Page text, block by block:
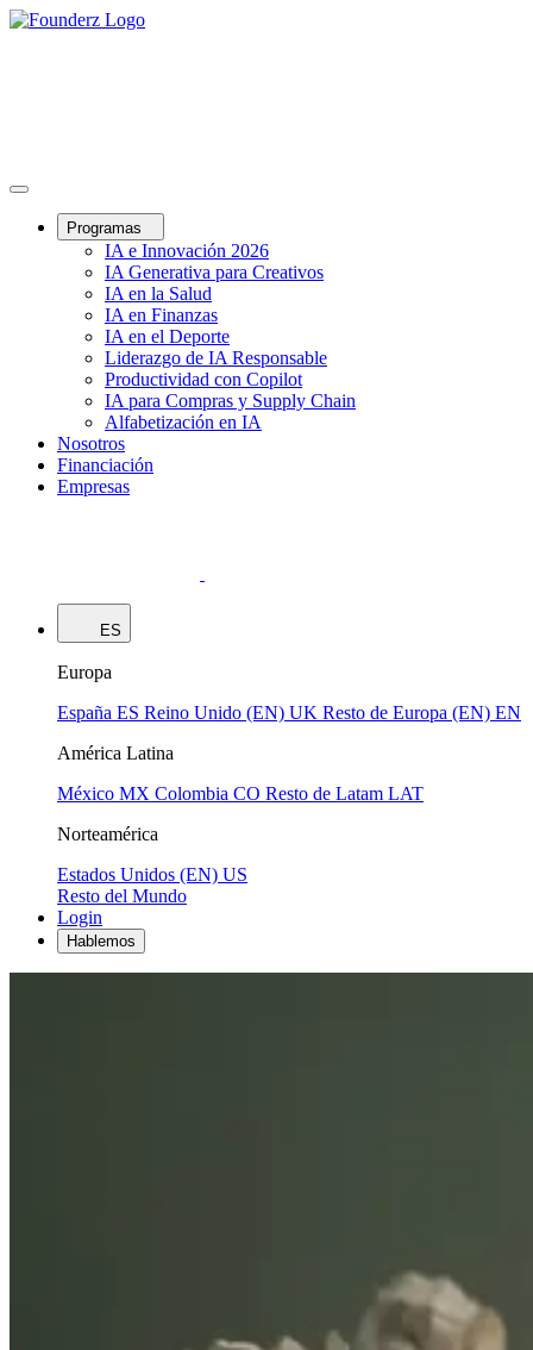
Programas
IA e Innovación 2026
IA Generativa para Creativos
IA en la Salud
IA en Finanzas
IA en el Deporte
Liderazgo de IA Responsable
Productividad con Copilot
IA para Compras y Supply Chain
Alfabetización en IA
Nosotros
Financiación
Empresas
ES
Europa
España ES Reino Unido (EN) UK Resto de Europa (EN) EN
América Latina
México MX Colombia CO Resto de Latam LAT
Norteamérica
Estados Unidos (EN) US
Resto del Mundo
Login
Hablemos